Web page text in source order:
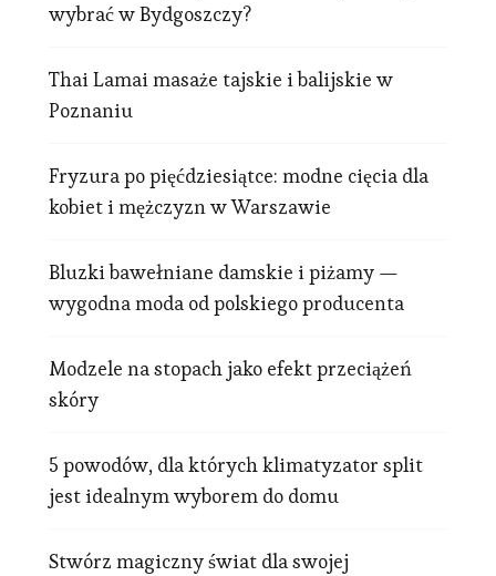
wybrać w Bydgoszczy?
Thai Lamai masaże tajskie i balijskie w
Poznaniu
Fryzura po pięćdziesiątce: modne cięcia dla
kobiet i mężczyzn w Warszawie
Bluzki bawełniane damskie i piżamy —
wygodna moda od polskiego producenta
Modzele na stopach jako efekt przeciążeń
skóry
5 powodów, dla których klimatyzator split
jest idealnym wyborem do domu
Stwórz magiczny świat dla swojej